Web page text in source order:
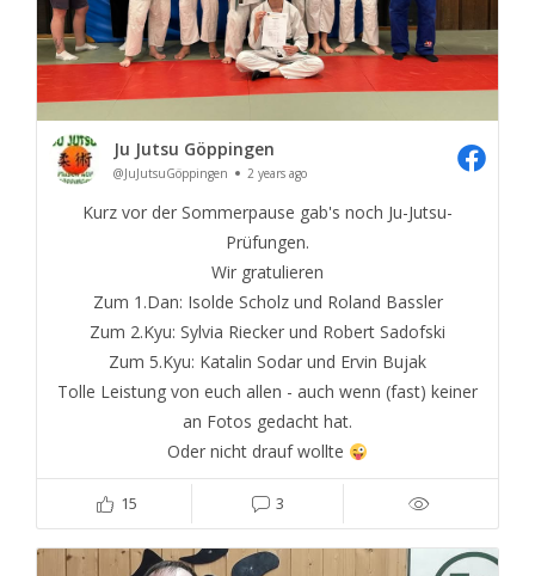
Ju Jutsu Göppingen
@JuJutsuGöppingen 2 years ago
Kurz vor der Sommerpause gab's noch Ju-Jutsu-
Prüfungen.
Wir gratulieren
Zum 1.Dan: Isolde Scholz und Roland Bassler
Zum 2.Kyu: Sylvia Riecker und Robert Sadofski
Zum 5.Kyu: Katalin Sodar und Ervin Bujak
Tolle Leistung von euch allen - auch wenn (fast) keiner
an Fotos gedacht hat.
Oder nicht drauf wollte
15 3